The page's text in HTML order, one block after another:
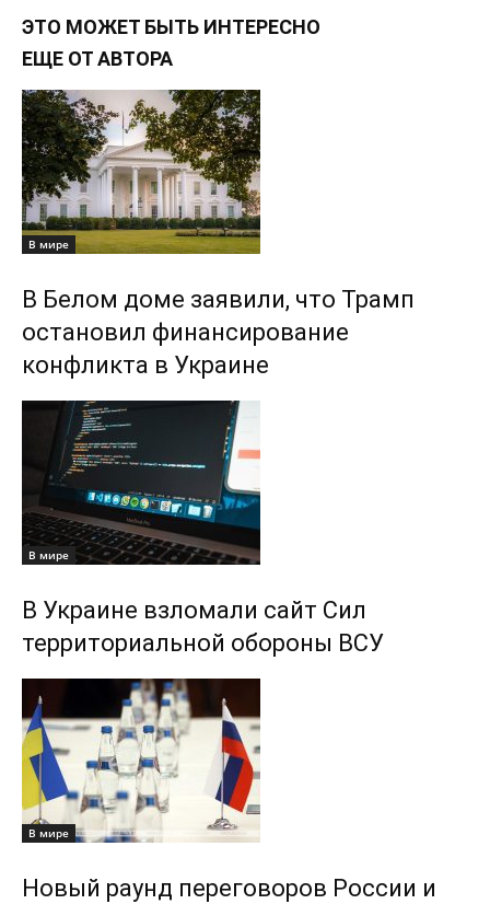
ЭТО МОЖЕТ БЫТЬ ИНТЕРЕСНО
ЕЩЕ ОТ АВТОРА
В мире
В Белом доме заявили, что Трамп
остановил финансирование
конфликта в Украине
В мире
В Украине взломали сайт Сил
территориальной обороны ВСУ
В мире
Новый раунд переговоров России и